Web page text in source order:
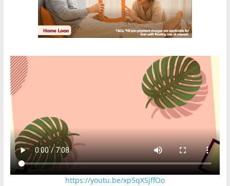
https://youtu.be/xp5qXSjffOo